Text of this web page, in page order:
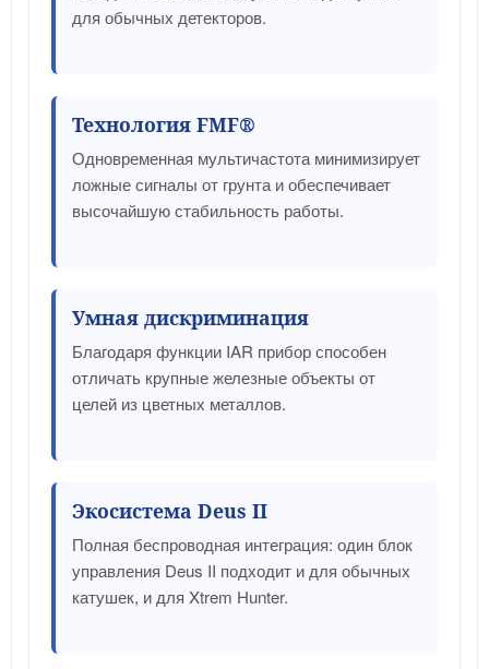
для обычных детекторов.
Технология FMF®
Одновременная мультичастота минимизирует
ложные сигналы от грунта и обеспечивает
высочайшую стабильность работы.
Умная дискриминация
Благодаря функции IAR прибор способен
отличать крупные железные объекты от
целей из цветных металлов.
Экосистема Deus II
Полная беспроводная интеграция: один блок
управления Deus II подходит и для обычных
катушек, и для Xtrem Hunter.